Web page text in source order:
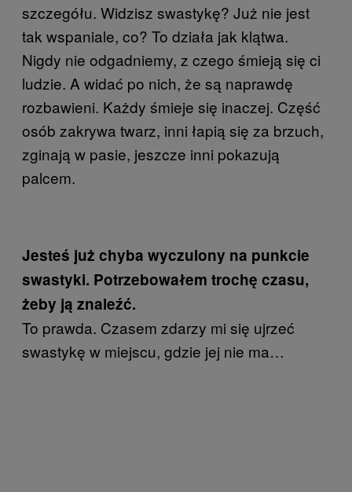
szczegółu. Widzisz swastykę? Już nie jest
tak wspaniale, co? To działa jak klątwa.
Nigdy nie odgadniemy, z czego śmieją się ci
ludzie. A widać po nich, że są naprawdę
rozbawieni. Każdy śmieje się inaczej. Część
osób zakrywa twarz, inni łapią się za brzuch,
zginają w pasie, jeszcze inni pokazują
palcem.
Jesteś już chyba wyczulony na punkcie
swastyki. Potrzebowałem trochę czasu,
żeby ją znaleźć.
To prawda. Czasem zdarzy mi się ujrzeć
swastykę w miejscu, gdzie jej nie ma…